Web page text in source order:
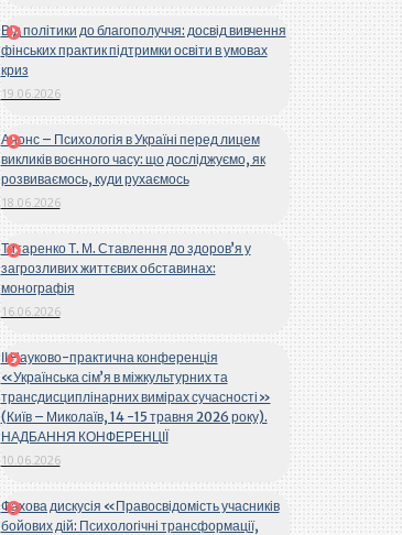
Від політики до благополуччя: досвід вивчення
фінських практик підтримки освіти в умовах
криз
19.06.2026
Анонс – Психологія в Україні перед лицем
викликів воєнного часу: що досліджуємо, як
розвиваємось, куди рухаємось
18.06.2026
Титаренко Т. М. Ставлення до здоров’я у
загрозливих життєвих обставинах:
монографія
16.06.2026
ІІ Науково-практична конференція
«Українська сім’я в міжкультурних та
трансдисциплінарних вимірах сучасності»
(Київ – Миколаїв, 14 -15 травня 2026 року).
НАДБАННЯ КОНФЕРЕНЦІЇ
10.06.2026
Фахова дискусія «Правосвідомість учасників
бойових дій: Психологічні трансформації,